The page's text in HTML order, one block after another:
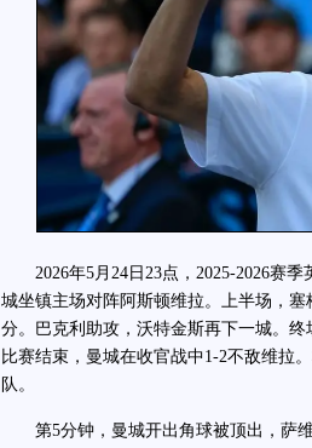
2026年5月24日23点，2025-2026赛季
城坐镇主场对阵阿斯顿维拉。上半场，
分。巴克利助攻，沃特金斯再下一城。
比赛结束，曼城在收官战中1-2不敌维拉
队。
第5分钟，曼城开出角球被顶出，萨维